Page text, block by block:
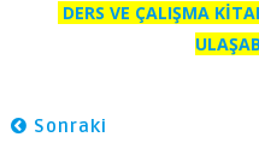
DERS VE ÇALIŞMA
Sonraki